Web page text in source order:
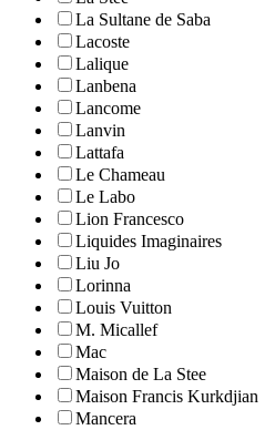
La Sultane de Saba
Lacoste
Lalique
Lanbena
Lancome
Lanvin
Lattafa
Le Chameau
Le Labo
Lion Francesco
Liquides Imaginaires
Liu Jo
Lorinna
Louis Vuitton
M. Micallef
Mac
Maison de La Stee
Maison Francis Kurkdjian
Mancera